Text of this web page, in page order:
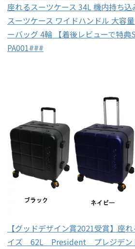
座れるスーツケース 34L 機内持ち
スーツケース ワイドハンドル 大容
ーバッグ 4輪 【着後レビューで特典
PA001###
【グッドデザイン賞2021受賞】座
イズ 62L President プレジデン